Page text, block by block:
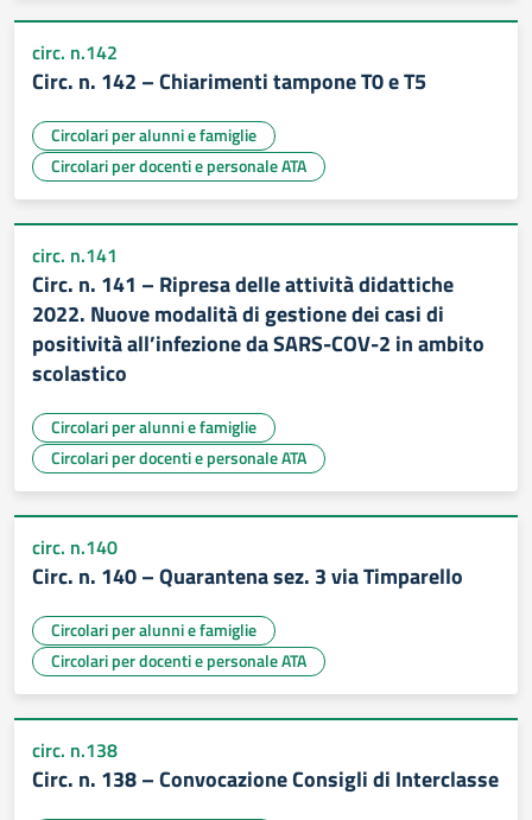
circ. n.142
Circ. n. 142 – Chiarimenti tampone T0 e T5
Circolari per alunni e famiglie
Circolari per docenti e personale ATA
circ. n.141
Circ. n. 141 – Ripresa delle attività didattiche
2022. Nuove modalità di gestione dei casi di
positività all’infezione da SARS-COV-2 in ambito
scolastico
Circolari per alunni e famiglie
Circolari per docenti e personale ATA
circ. n.140
Circ. n. 140 – Quarantena sez. 3 via Timparello
Circolari per alunni e famiglie
Circolari per docenti e personale ATA
circ. n.138
Circ. n. 138 – Convocazione Consigli di Interclasse